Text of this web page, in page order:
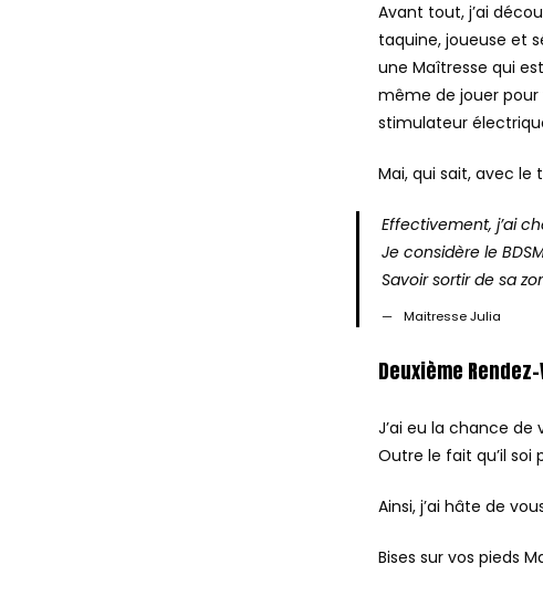
Avant tout, j’ai
taquine, joueuse et
une Maîtresse qui
même de jouer pour
stimulateur
Mai, qui sait, avec le
Effectivement, j’ai
Je considère le
Savoir sortir de sa
Maitresse Julia
Deuxième
J’ai eu la chance
Outre le fait qu’il soi
Ainsi, j’ai hâte de
Bises sur vos pieds